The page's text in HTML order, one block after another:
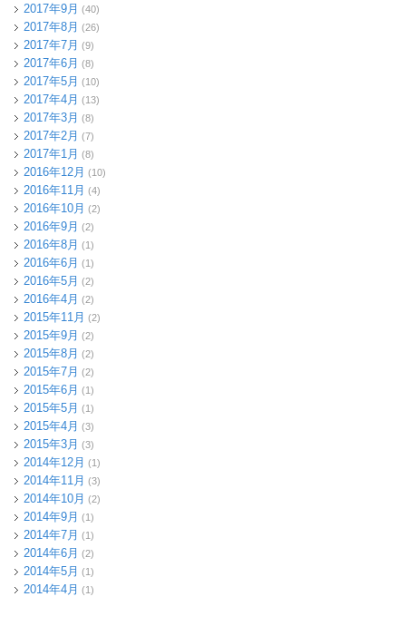
2017年9月 (40)
2017年8月 (26)
2017年7月 (9)
2017年6月 (8)
2017年5月 (10)
2017年4月 (13)
2017年3月 (8)
2017年2月 (7)
2017年1月 (8)
2016年12月 (10)
2016年11月 (4)
2016年10月 (2)
2016年9月 (2)
2016年8月 (1)
2016年6月 (1)
2016年5月 (2)
2016年4月 (2)
2015年11月 (2)
2015年9月 (2)
2015年8月 (2)
2015年7月 (2)
2015年6月 (1)
2015年5月 (1)
2015年4月 (3)
2015年3月 (3)
2014年12月 (1)
2014年11月 (3)
2014年10月 (2)
2014年9月 (1)
2014年7月 (1)
2014年6月 (2)
2014年5月 (1)
2014年4月 (1)